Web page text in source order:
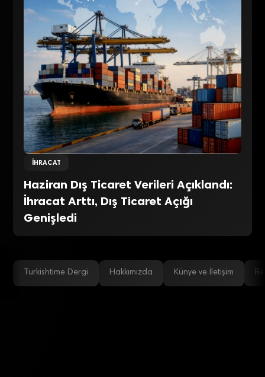
İHRACAT
Haziran Dış Ticaret Verileri Açıklandı:
İhracat Arttı, Dış Ticaret Açığı
Genişledi
Turkishtime Dergi Hakkımızda Künye ve İletişim